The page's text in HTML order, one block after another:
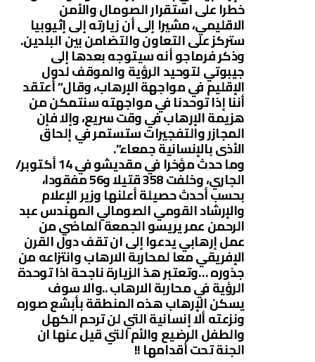
خطرا على استقرار الصومال والأمن
الاقليمي، مشيرا إلى أن زيارته إلى إثيوبيا
ستركز على التعاون والتضامن بين البلدين.
وذكر فرماجو أنه سيتوجه بعدها إلى
جيبوتي لتوحيد الرؤية والموقف لدول
الإقليم في مواجهة الإرهاب، وقال” أعتقد
أننا إذا توحدنا في مواجهته سنتمكن من
هزيمة الإرهاب في وقت سريع، وإلا فإن
المجازر والتفجيرات ستستمر في إلحاق
الأذى بالإنسانية جمعاء”.
وما حدث مؤخرا في مقديشو في 14 أكتوبر/
الجاري، وخلفت 358 قتيلا و56 مفقودا،
بحسب أحدث حصيلة أعلنها وزير الإعلام
والإرشاد القومي الصومالي المهندس عبد
الرحمن عمر يريسو الجمعة الماضي من
عمل إرهابي يدعوا إلى ان تقف دول القرن
الإفريقي معا لمحاربة الارهاب وانتزاعه من
جذوره …وتعتبر هذ الزيارة ناجحة اذا توحدة
الرؤية في محاربة الارهاب ..والا سوف
يسكن الإرهاب هذه المنطقة بأبشع صوره
ونزعته ألا إنسانية التي لن ترحم الكهل
والطفل الرضيع والأم التي قيل عنها ان
الجنة تحت أقدامها !!